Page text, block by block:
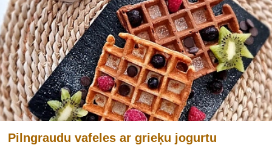
Pilngraudu vafeles ar grieķu jogurtu